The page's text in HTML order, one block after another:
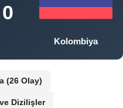
Kolombiya
(26 Olay)
Dizilişler